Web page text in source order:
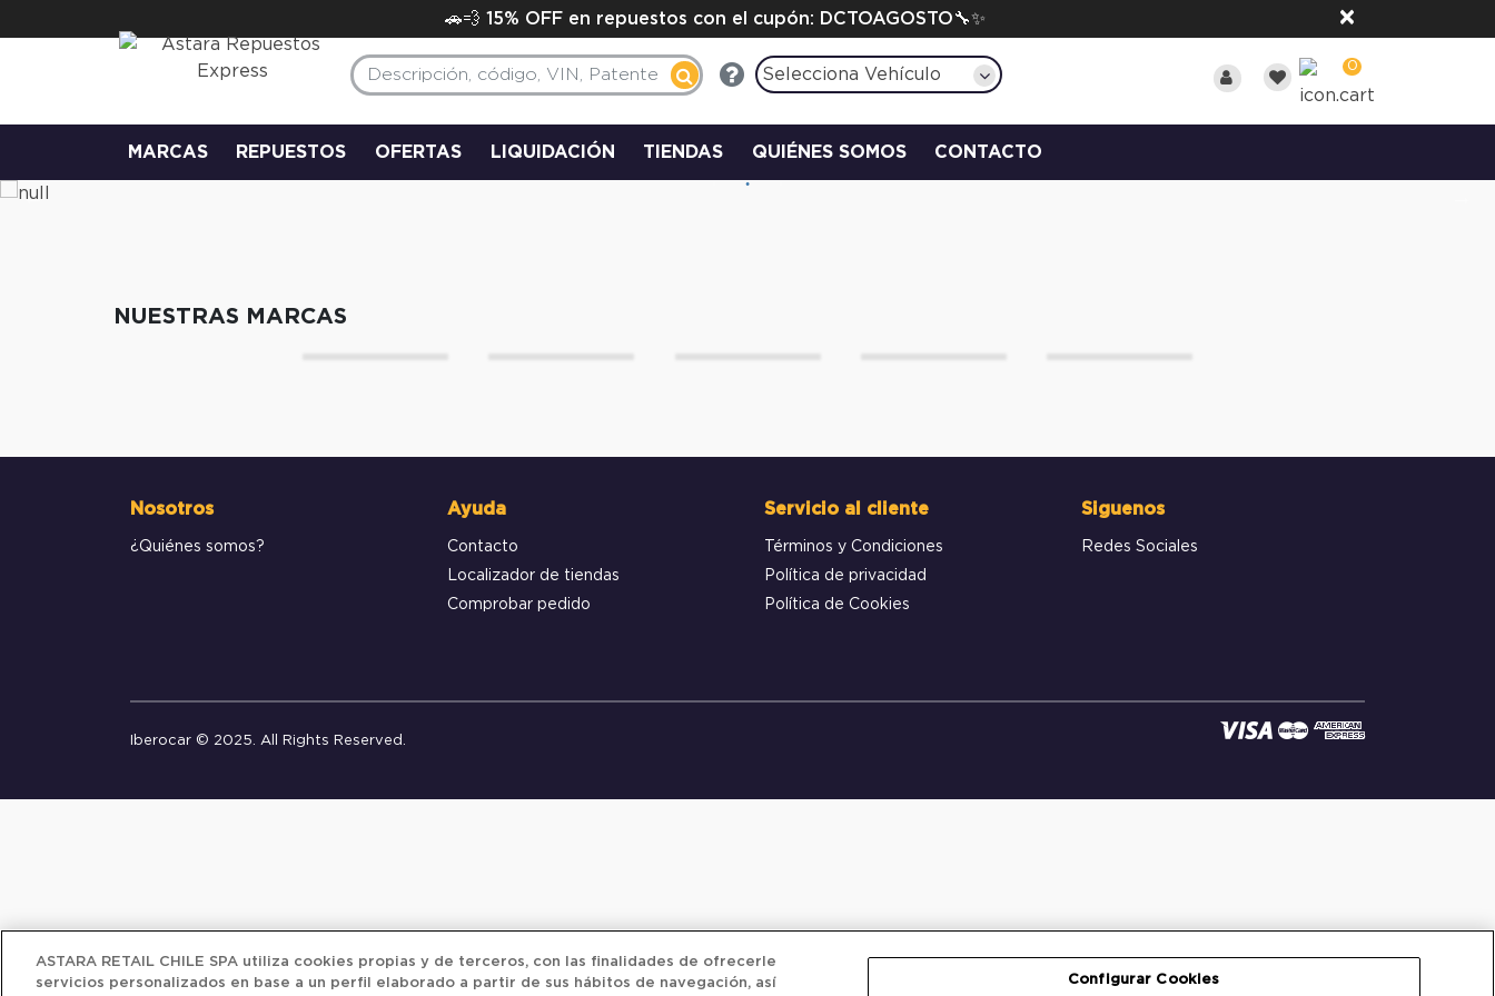
🚗💨 15% OFF en repuestos con el cupón: DCTOAGOSTO🔧✨ ×
Selecciona Vehículo 0
MARCAS REPUESTOS OFERTAS LIQUIDACIÓN TIENDAS QUIÉNES SOMOS CONTACTO
NUESTRAS MARCAS
Nosotros
¿Quiénes somos?
Ayuda
Contacto
Localizador de tiendas
Comprobar pedido
Servicio al cliente
Términos y Condiciones
Política de privacidad
Política de Cookies
Siguenos
Redes Sociales
Iberocar © 2025. All Rights Reserved.
ASTARA RETAIL CHILE SPA utiliza cookies propias y de terceros, con las finalidades de ofrecerle
servicios personalizados en base a un perfil elaborado a partir de sus hábitos de navegación, así
Configurar Cookies